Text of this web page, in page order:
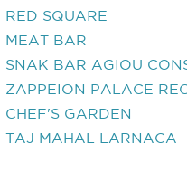
RED SQUARE
MEAT BAR
SNAK BAR AGIOU
ZAPPEION PALACE
CHEF'S GARDEN
TAJ MAHAL LARNACA